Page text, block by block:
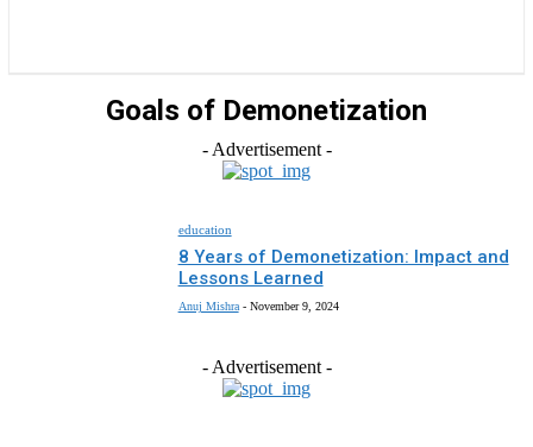
Goals of Demonetization
- Advertisement -
education
8 Years of Demonetization: Impact and
Lessons Learned
Anuj Mishra - November 9, 2024
- Advertisement -